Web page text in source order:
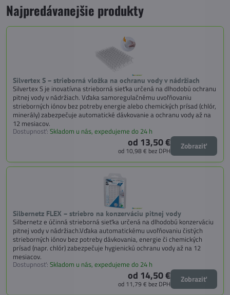
Najpredávanejšie produkty
Silvertex S – strieborná vložka na ochranu vody v nádržiach
Silvertex S je inovatívna strieborná sieťka určená na dlhodobú ochranu
pitnej vody v nádržiach. Vďaka samoregulačnému uvoľňovaniu
strieborných iónov bez potreby energie alebo chemických prísad (chlór,
minerály) zabezpečuje automatické dávkovanie a ochranu vody až na
12 mesiacov.
Dostupnosť: Skladom u nás, expedujeme do 24 h
od 13,50 €
od 10,98 € bez DPH Zobraziť
Silbernetz FLEX – striebro na konzerváciu pitnej vody
Silbernetz e účinná strieborná sieťka určená na dlhodobú konzerváciu
pitnej vody v nádržiach.Vďaka automatickému uvoľňovaniu čistých
strieborných iónov bez potreby dávkovania, energie či chemických
prísad (napr. chlór) zabezpečuje hygienickú ochranu vody až na 12
mesiacov.
Dostupnosť: Skladom u nás, expedujeme do 24 h
od 14,50 €
od 11,79 € bez DPH Zobraziť